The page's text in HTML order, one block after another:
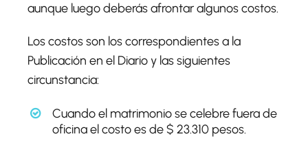
aunque luego deberás afrontar algunos costos.
Los costos son los correspondientes a la
Publicación en el Diario y las siguientes
circunstancia:
Cuando el matrimonio se celebre fuera de
oficina el costo es de $ 23.310 pesos.